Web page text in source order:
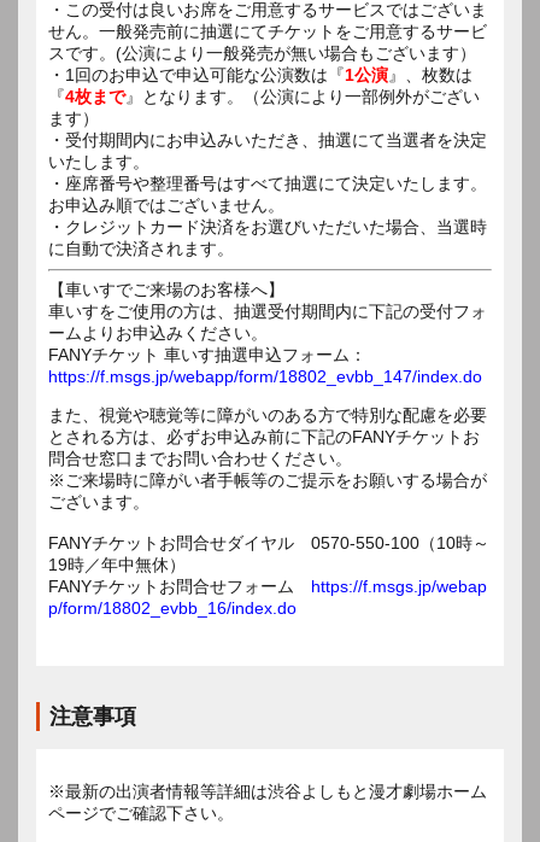
・この受付は良いお席をご用意するサービスではございま
せん。一般発売前に抽選にてチケットをご用意するサービ
スです。(公演により一般発売が無い場合もございます）
・1回のお申込で申込可能な公演数は『1公演』、枚数は
『4枚まで』となります。（公演により一部例外がござい
ます）
・受付期間内にお申込みいただき、抽選にて当選者を決定
いたします。
・座席番号や整理番号はすべて抽選にて決定いたします。
お申込み順ではございません。
・クレジットカード決済をお選びいただいた場合、当選時
に自動で決済されます。
【車いすでご来場のお客様へ】
車いすをご使用の方は、抽選受付期間内に下記の受付フォ
ームよりお申込みください。
FANYチケット 車いす抽選申込フォーム：
https://f.msgs.jp/webapp/form/18802_evbb_147/index.do
また、視覚や聴覚等に障がいのある方で特別な配慮を必要
とされる方は、必ずお申込み前に下記のFANYチケットお
問合せ窓口までお問い合わせください。
※ご来場時に障がい者手帳等のご提示をお願いする場合が
ございます。
FANYチケットお問合せダイヤル 0570-550-100（10時～
19時／年中無休）
FANYチケットお問合せフォーム https://f.msgs.jp/webap
p/form/18802_evbb_16/index.do
注意事項
※最新の出演者情報等詳細は渋谷よしもと漫才劇場ホーム
ページでご確認下さい。